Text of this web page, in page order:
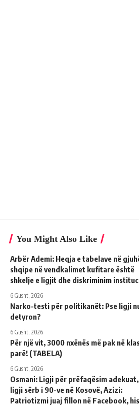
You Might Also Like
Arbër Ademi: Heqja e tabelave në
shqipe në vendkalimet kufitare është
shkelje e ligjit dhe diskriminim
6 Gusht, 2026
Narko-testi për politikanët: Pse ligji
detyron?
6 Gusht, 2026
Për një vit, 3000 nxënës më pak në
parë! (TABELA)
6 Gusht, 2026
Osmani: Ligji për prëfaqësim
ligji sërb i 90-ve në Kosovë, Azizi:
Patriotizmi juaj fillon në Facebook,